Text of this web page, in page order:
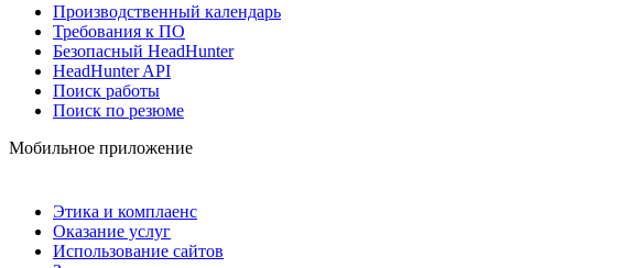
Производственный календарь
Требования к ПО
Безопасный HeadHunter
HeadHunter API
Поиск работы
Поиск по резюме
Мобильное приложение
Этика и комплаенс
Оказание услуг
Использование сайтов